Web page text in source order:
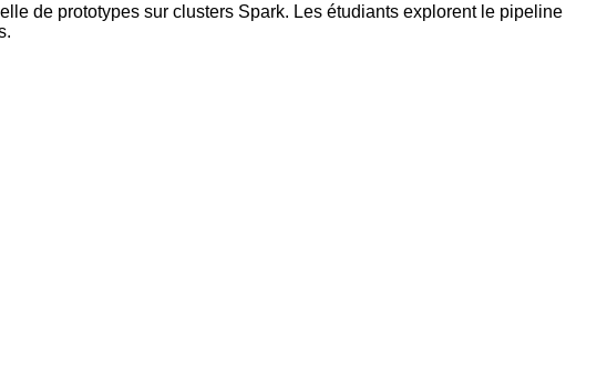
de prototypes sur clusters Spark. Les étudiants explorent le pipeline